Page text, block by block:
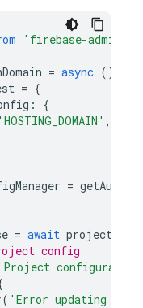
'firebase-admin/
= async ()
= {
:
{
'HOSTING_DOMAIN' ,
= getAuth
= await
config
( 'Error updating